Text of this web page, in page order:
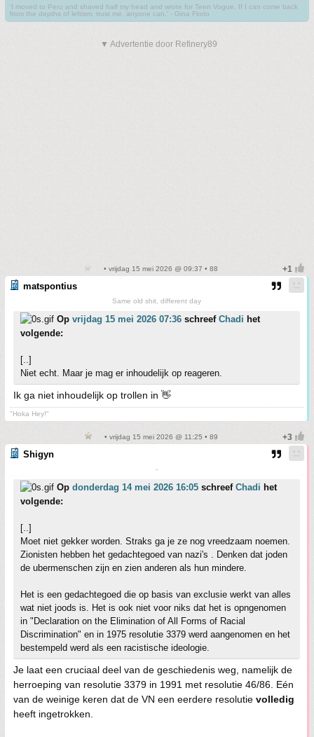
'I moved to Peru and shaved half my head and wrote for Teen Vogue. If I can come back
from the depths of leftism, trust me, anyone can.' - Gina Florio
▼ Advertentie door Refinery89
• vrijdag 15 mei 2026 @ 09:37 • 88
matspontius
Same old shit, different day
Op vrijdag 15 mei 2026 07:36 schreef Chadi het
volgende:
[..]
Niet echt. Maar je mag er inhoudelijk op reageren.
Ik ga niet inhoudelijk op trollen in 👋
"Hoka Hey!"
• vrijdag 15 mei 2026 @ 11:25 • 89
Shigyn
-
Op donderdag 14 mei 2026 16:05 schreef Chadi het
volgende:
[..]
Moet niet gekker worden. Straks ga je ze nog vreedzaam noemen.
Zionisten hebben het gedachtegoed van nazi's . Denken dat joden
de ubermenschen zijn en zien anderen als hun mindere.
Het is een gedachtegoed die op basis van exclusie werkt van alles
wat niet joods is. Het is ook niet voor niks dat het is opngenomen
in "Declaration on the Elimination of All Forms of Racial
Discrimination" en in 1975 resolutie 3379 werd aangenomen en het
bestempeld werd als een racistische ideologie.
Je laat een cruciaal deel van de geschiedenis weg, namelijk de
herroeping van resolutie 3379 in 1991 met resolutie 46/86. Eén
van de weinige keren dat de VN een eerdere resolutie volledig
heeft ingetrokken.